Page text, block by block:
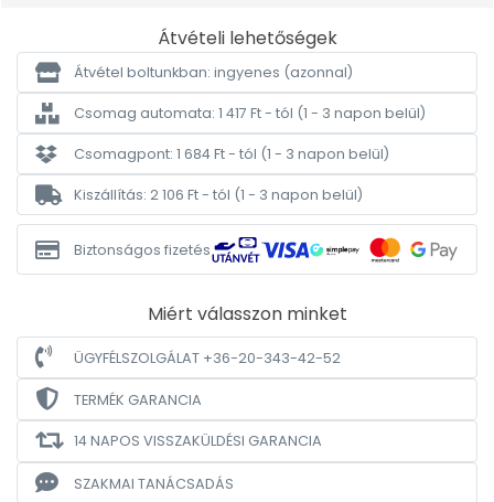
Átvételi lehetőségek
Átvétel boltunkban: ingyenes (azonnal)
Csomag automata: 1 417 Ft - tól (1 - 3 napon belül)
Csomagpont: 1 684 Ft - tól (1 - 3 napon belül)
Kiszállítás: 2 106 Ft - tól (1 - 3 napon belül)
Biztonságos fizetés
Miért válasszon minket
ÜGYFÉLSZOLGÁLAT +36-20-343-42-52
TERMÉK GARANCIA
14 NAPOS VISSZAKÜLDÉSI GARANCIA
SZAKMAI TANÁCSADÁS